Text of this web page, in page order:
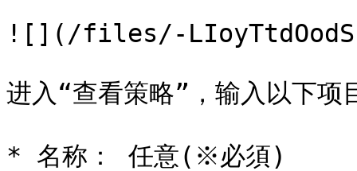
![](/files/-
进入“查看策略”，输入以下项
* 名称： 任意(※必須)